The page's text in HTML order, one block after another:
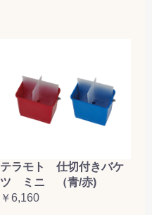
テラモト 仕切付きバケ
ツ ミニ （青/赤)
￥6,160